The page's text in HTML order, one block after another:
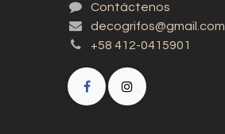
Contáctenos
decogrifos@gmail.com
+58 412-0415901